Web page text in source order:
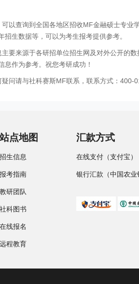
以查询到全国各地区招收MF金融硕士专
招生数据等，可以为考生报考提供参考。
要来源于各研招单位招生网及对外公开的
息作为参考。祝您考研成功！
问请与社科赛斯MF联系，联系方式：400-
站点地图
招生信息
报考指南
教研团队
社科图书
在线报名
远程教育
汇款方式
在线支付（支付宝）
银行汇款（中国农业